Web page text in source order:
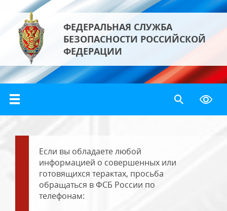
ФЕДЕРАЛЬНАЯ СЛУЖБА
БЕЗОПАСНОСТИ РОССИЙСКОЙ
ФЕДЕРАЦИИ
Если вы обладаете любой
информацией о совершенных или
готовящихся терактах, просьба
обращаться в ФСБ России по
телефонам: